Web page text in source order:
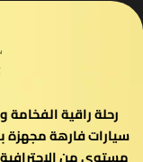
رحلة راقية
سيارات فارهة مجهزة